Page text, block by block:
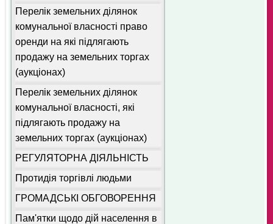
Перелік земельних ділянок
комунальної власності право
оренди на які підлягають
продажу на земельних торгах
(аукціонах)
Перелік земельних ділянок
комунальної власності, які
підлягають продажу на
земельних торгах (аукціонах)
РЕГУЛЯТОРНА ДІЯЛЬНІСТЬ
Протидія торгівлі людьми
ГРОМАДСЬКІ ОБГОВОРЕННЯ
Пам'ятки щодо дій населення в